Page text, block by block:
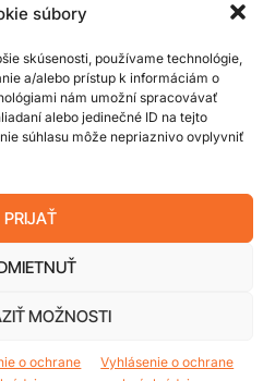
súbory
skúsenosti, používame technológie,
a/alebo prístup k informáciám o
nám umožní spracovávať
alebo jedinečné ID na tejto
súhlasu môže nepriaznivo ovplyvniť
PRIJAŤ
MOŽNOSTI
o ochrane
Vyhlásenie o ochrane